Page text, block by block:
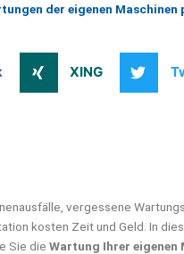
der eigenen Maschinen
XING
vergessene
kosten Zeit und Geld. In
Sie die Wartung Ihrer eigenen